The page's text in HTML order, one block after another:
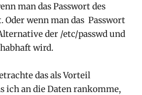
man das Passwort des
Oder wenn man das Passwort
der /etc/passwd und
wird.
das als Vorteil
ich an die Daten rankomme,